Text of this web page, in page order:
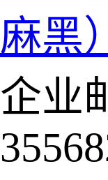
麻黑）
企业